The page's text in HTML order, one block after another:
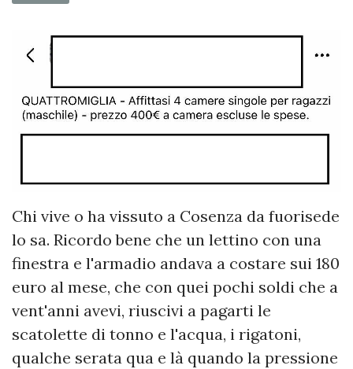
Chi vive o ha vissuto a Cosenza da fuorisede
lo sa. Ricordo bene che un lettino con una
finestra e l'armadio andava a costare sui 180
euro al mese, che con quei pochi soldi che a
vent'anni avevi, riuscivi a pagarti le
scatolette di tonno e l'acqua, i rigatoni,
qualche serata qua e là quando la pressione